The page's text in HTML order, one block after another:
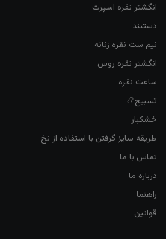
انگشتر نقره اسپرت
دستبند
نیم ست نقره زنانه
انگشتر نقره روس
ساعت نقره
تسبیح📿
خشکبار
طریقه سایز گرفتن با استفاده از نخ
تماس با ما
درباره ما
راهنما
قوانین